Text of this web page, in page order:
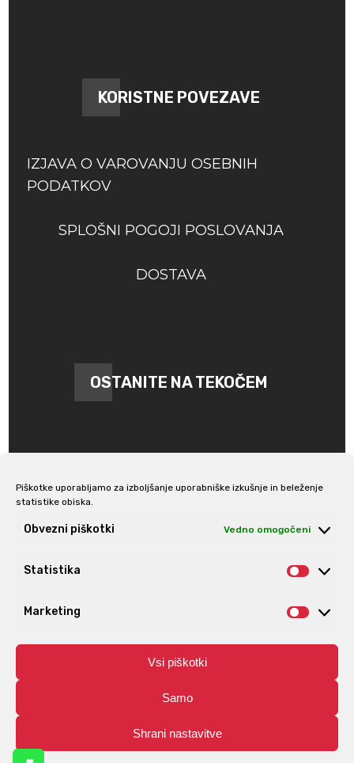
Piškotke uporabljamo za izboljšanje uporabniške izkušnje in beleženje
statistike obiska.
Obvezni piškotki Vedno omogočeni
Statistika
Marketing
Vsi piškotki
Samo
Shrani nastavitve
KORISTNE POVEZAVE
IZJAVA O VAROVANJU OSEBNIH
PODATKOV
SPLOŠNI POGOJI POSLOVANJA
DOSTAVA
OSTANITE NA TEKOČEM
© Aro | Vse pravice pridržane. | Izdelava spletnih trgovin